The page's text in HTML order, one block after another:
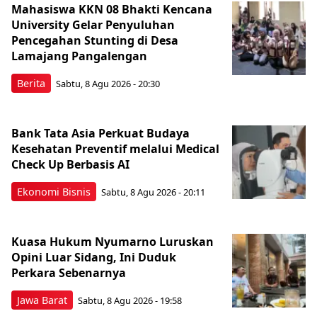
Berita
Mahasiswa KKN 08 Bhakti Kencana
University Gelar Penyuluhan
Pencegahan Stunting di Desa
Lamajang Pangalengan
Sabtu, 8 Agu 2026 - 20:30
Ekonomi Bisnis
Bank Tata Asia Perkuat Budaya
Kesehatan Preventif melalui Medical
Check Up Berbasis AI
Sabtu, 8 Agu 2026 - 20:11
Jawa Barat
Kuasa Hukum Nyumarno Luruskan
Opini Luar Sidang, Ini Duduk
Perkara Sebenarnya ​
Sabtu, 8 Agu 2026 - 19:58